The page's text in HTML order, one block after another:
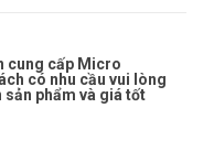
cung cấp Micro
có nhu cầu vui lòng
sản phẩm và giá tốt